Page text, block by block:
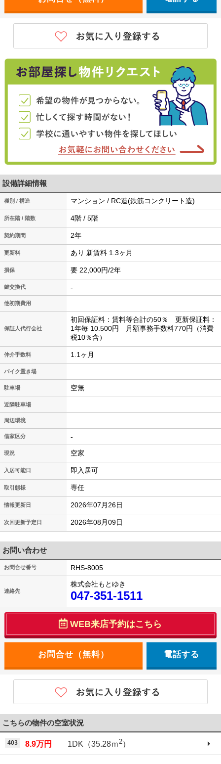
設備詳細情報
種別 / 構造 マンション / RC造(鉄筋コンクリート造)
所在階 / 階数 4階 / 5階
契約期間 2年
更新料 あり 新賃料 1.3ヶ月
損保 要 22,000円/2年
鍵交換代 -
他初期費用
保証人代行会社
初回保証料：賃料等合計の50％ 更新保証料：
1年毎 10.500円 月額事務手数料770円（消費
税10％含）
仲介手数料 1.1ヶ月
バイク置き場
駐車場 空無
近隣駐車場
周辺環境
借家区分 -
現況 空家
入居可能日 即入居可
取引態様 専任
情報更新日 2026年07月26日
次回更新予定日 2026年08月09日
お問い合わせ
お問合せ番号 RHS-8005
連絡先
株式会社もとゆき
047-351-1511
WEB来店予約はこちら
電話する
こちらの物件の空室状況
403 8.9万円 1DK（35.28ｍ2）